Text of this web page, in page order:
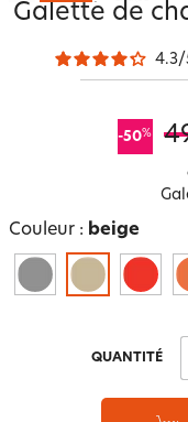
Galette de
4.3/
-50%
Couleur : beige
QUANTITÉ